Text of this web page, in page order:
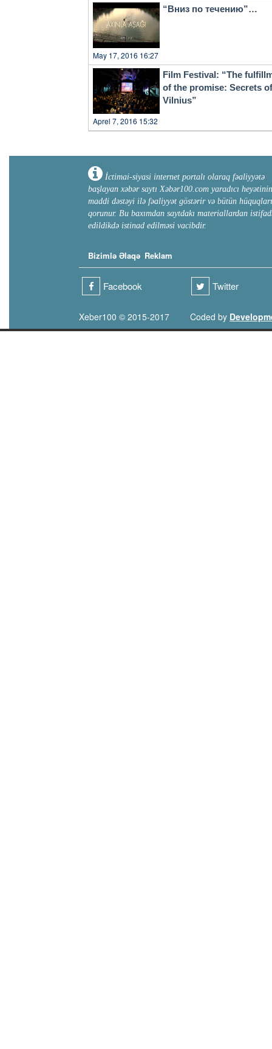
“Вниз по течению”…
May 17, 2016 16:27
Film Festival: “The
of the promise: Secrets of
Vilnius”
Aprel 7, 2016 15:32
İctimai-siyasi internet portalı olaraq fəaliyyətə
başlayan xəbər saytı Xəbər100.com yaradıcı heyətinin
maddi dəstəyi ilə fəaliyyət göstərir və bütün hüquqları
qorunur. Bu baxımdan saytdakı materiallardan
edildikdə istinad edilməsi vacibdir.
Bizimlə Əlaqə Reklam
Facebook Twitter
Xeber100 © 2015-2017 Coded by